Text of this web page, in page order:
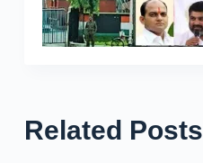
Related Posts